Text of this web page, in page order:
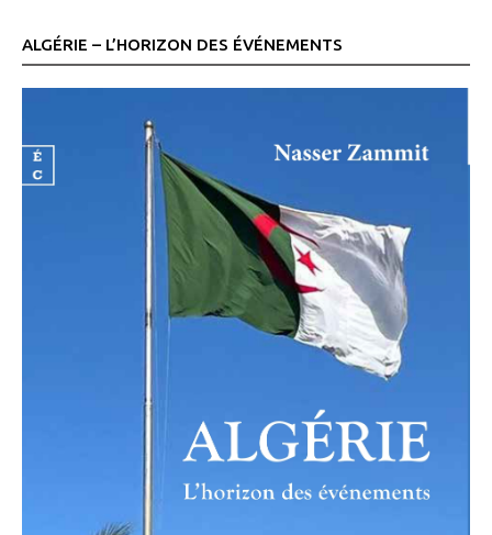
ALGÉRIE – L’HORIZON DES ÉVÉNEMENTS